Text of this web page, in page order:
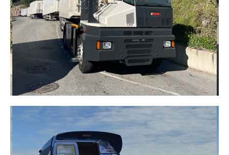
sécurisé sur chantiers, sites industriels ou zones
agricoles.
DÉCOUVRIR
TRACTEURS DE PARC
THERMIQUES